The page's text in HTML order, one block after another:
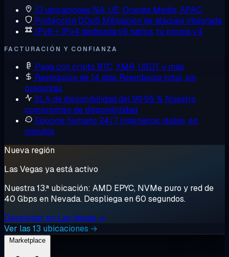
13 ubicaciones NA, UE, Oriente Medio, APAC
Protección DDoS Mitigación de ataques integrada
IPv6 + IPv4 dedicadav6 nativa, tu propia v4
FACTURACIÓN Y CONFIANZA
Paga con cripto BTC, XMR, USDT y más
Reembolso de 14 días Reembolso total, sin
preguntas
SLA de disponibilidad del 99,95 % Nuestro
compromiso de disponibilidad
Soporte humano 24/7 Ingenieros reales, en
minutos
Nueva región
Las Vegas ya está activo
Nuestra 13.ª ubicación: AMD EPYC, NVMe puro y red de
40 Gbps en Nevada. Despliega en 60 segundos.
Desplegar en Las Vegas →
Ver las 13 ubicaciones →